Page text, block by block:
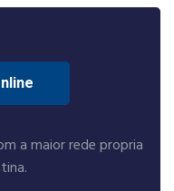
a maior rede propria